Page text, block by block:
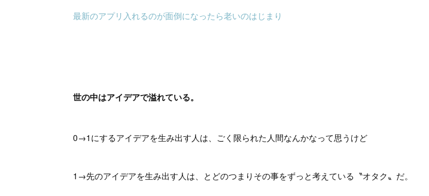
最新のアプリ入れるのが面倒になったら老いのはじまり
世の中はアイデアで溢れている。
0→1にするアイデアを生み出す人は、ごく限られた人間なんかなって思うけど
1→先のアイデアを生み出す人は、とどのつまりその事をずっと考えている〝オタク〟だ。